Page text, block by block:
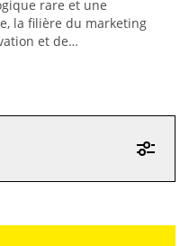
rare et une
la filière du marketing
et de…